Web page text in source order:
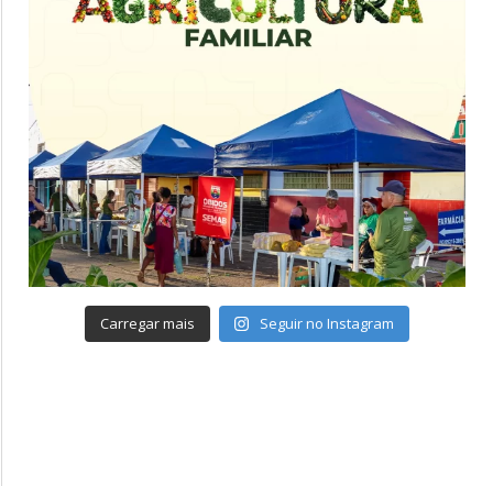
Carregar mais Seguir no Instagram